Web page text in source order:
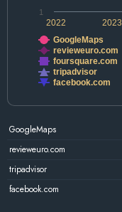
2022 2023
1
GoogleMaps
revieweuro.com
foursquare.com
tripadvisor
facebook.com
GoogleMaps
revieweuro.com
tripadvisor
facebook.com